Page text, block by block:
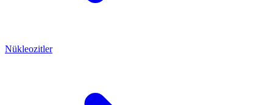
Nükleozitler